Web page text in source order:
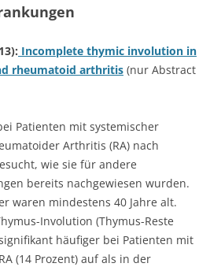
Incomplete thymic involution in
rheumatoid arthritis (nur Abstract
Patienten mit systemischer
Arthritis (RA) nach
wie sie für andere
bereits nachgewiesen wurden.
waren mindestens 40 Jahre alt.
Involution (Thymus-Reste
häufiger bei Patienten mit
(14 Prozent) auf als in der